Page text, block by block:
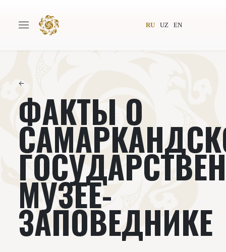
RU UZ EN
Издательство Новости
Проекты Подкасты
Книги Видеолекторий
←
ФАКТЫ О
МУЗЕЕ-
ЗАПОВЕДНИКЕ